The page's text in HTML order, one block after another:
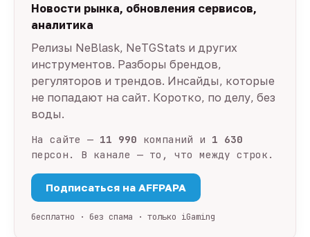
Новости рынка, обновления сервисов,
аналитика
Релизы NeBlask, NeTGStats и других
инструментов. Разборы брендов,
регуляторов и трендов. Инсайды, которые
не попадают на сайт. Коротко, по делу, без
воды.
На сайте — 11 990 компаний и 1 630
персон. В канале — то, что между строк.
Подписаться на AFFPAPA
бесплатно · без спама · только iGaming